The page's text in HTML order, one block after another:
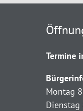
Termine
Montag
Dienstag